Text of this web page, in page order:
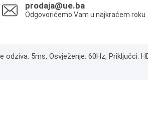
prodaja@ue.ba
Odgovorićemo Vam u najkraćem roku
5ms, Osvježenje: 60Hz, Priključci: